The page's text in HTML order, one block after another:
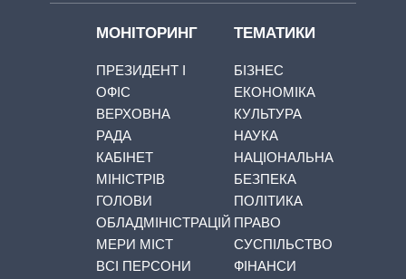
МОНІТОРИНГ
ПРЕЗИДЕНТ І
ОФІС
ВЕРХОВНА
РАДА
КАБІНЕТ
МІНІСТРІВ
ГОЛОВИ
ОБЛАДМІНІСТРАЦІЙ
МЕРИ МІСТ
ВСІ ПЕРСОНИ
ТЕМАТИКИ
БІЗНЕС
ЕКОНОМІКА
КУЛЬТУРА
НАУКА
НАЦІОНАЛЬНА
БЕЗПЕКА
ПОЛІТИКА
ПРАВО
СУСПІЛЬСТВО
ФІНАНСИ